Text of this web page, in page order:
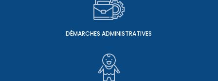
DÉMARCHES ADMINISTRATIVES